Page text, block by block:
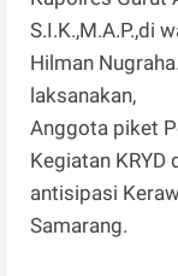
S.I.K.,M.A.P.,di
Hilman
laksanakan,
Anggota piket
Kegiatan
antisipasi
Samarang.